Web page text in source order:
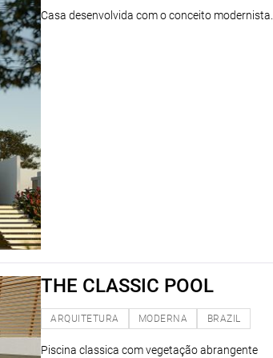
Casa desenvolvida com o conceito modernista.
THE CLASSIC POOL
ARQUITETURA MODERNA BRAZIL
Piscina classica com vegetação abrangente